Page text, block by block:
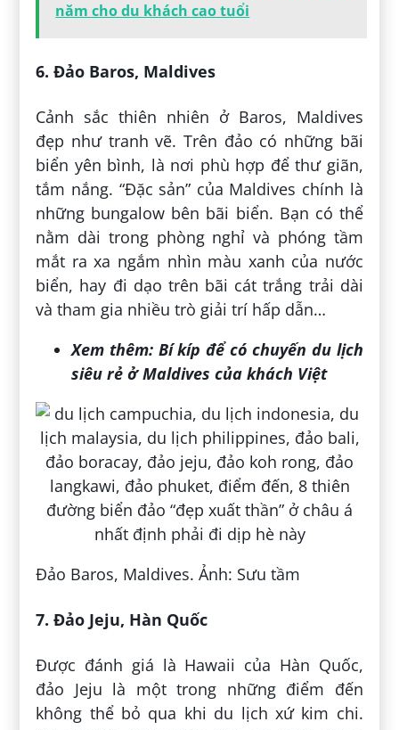
năm cho du khách cao tuổi
6. Đảo Baros, Maldives
Cảnh sắc thiên nhiên ở Baros, Maldives
đẹp như tranh vẽ. Trên đảo có những bãi
biển yên bình, là nơi phù hợp để thư giãn,
tắm nắng. “Đặc sản” của Maldives chính là
những bungalow bên bãi biển. Bạn có thể
nằm dài trong phòng nghỉ và phóng tầm
mắt ra xa ngắm nhìn màu xanh của nước
biển, hay đi dạo trên bãi cát trắng trải dài
và tham gia nhiều trò giải trí hấp dẫn…
Xem thêm: Bí kíp để có chuyến du lịch
siêu rẻ ở Maldives của khách Việt
Đảo Baros, Maldives. Ảnh: Sưu tầm
7. Đảo Jeju, Hàn Quốc
Được đánh giá là Hawaii của Hàn Quốc,
đảo Jeju là một trong những điểm đến
không thể bỏ qua khi du lịch xứ kim chi.